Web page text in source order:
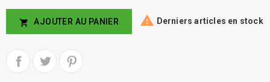
 AJOUTER AU PANIER  Derniers articles en stock